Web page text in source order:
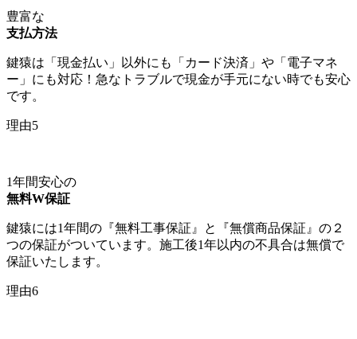
豊富な
支払方法
鍵猿は「現金払い」以外にも「カード決済」や「電子マネ
ー」にも対応！急なトラブルで現金が手元にない時でも安心
です。
理由5
1年間安心の
無料W保証
鍵猿には1年間の『無料工事保証』と『無償商品保証』の２
つの保証がついています。施工後1年以内の不具合は無償で
保証いたします。
理由6